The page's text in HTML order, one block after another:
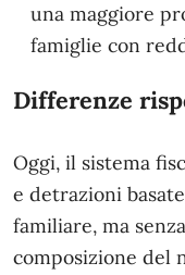
una maggiore
famiglie con
Differenze
Oggi, il sistema
e detrazioni
familiare, ma
composizione del